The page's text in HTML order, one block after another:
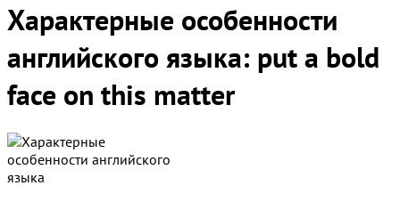
Характерные особенности
английского языка: put a bold
face on this matter